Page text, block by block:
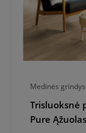
Medinės grindys
Trisluoksnė
Pure